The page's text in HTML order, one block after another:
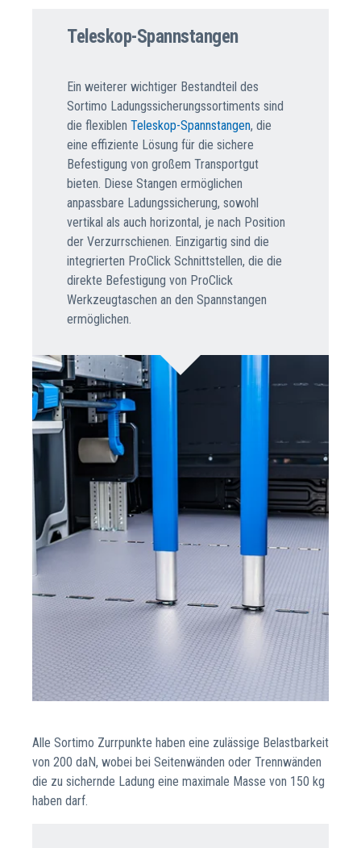
Teleskop-Spannstangen
Ein weiterer wichtiger Bestandteil des
Sortimo Ladungssicherungssortiments sind
die flexiblen Teleskop-Spannstangen, die
eine effiziente Lösung für die sichere
Befestigung von großem Transportgut
bieten. Diese Stangen ermöglichen
anpassbare Ladungssicherung, sowohl
vertikal als auch horizontal, je nach Position
der Verzurrschienen. Einzigartig sind die
integrierten ProClick Schnittstellen, die die
direkte Befestigung von ProClick
Werkzeugtaschen an den Spannstangen
ermöglichen.
Alle Sortimo Zurrpunkte haben eine zulässige Belastbarkeit
von 200 daN, wobei bei Seitenwänden oder Trennwänden
die zu sichernde Ladung eine maximale Masse von 150 kg
haben darf.